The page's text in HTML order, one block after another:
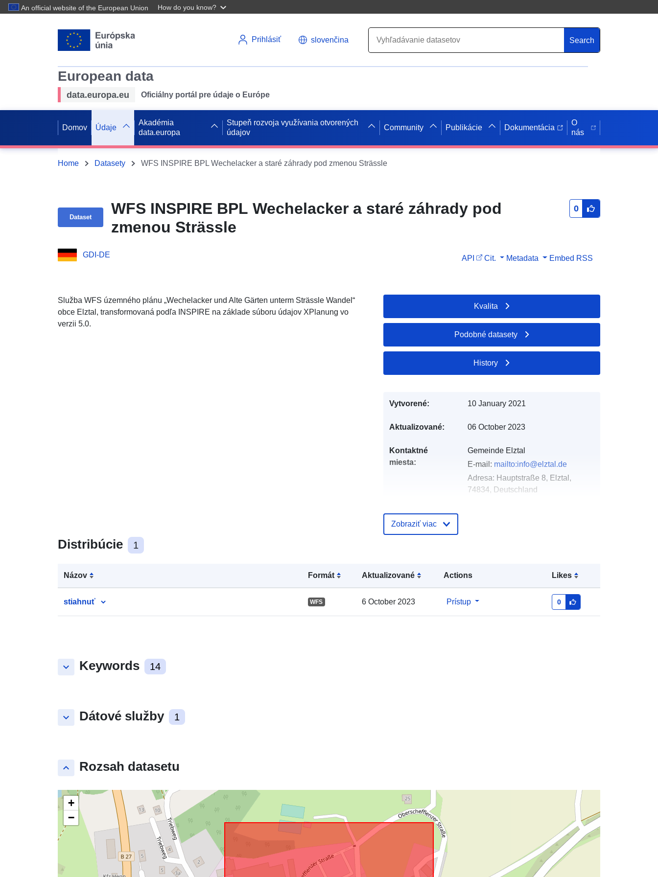
An official website of the European Union How do you know?
Prihlásiť slovenčina Search
European data
data.europa.eu Oficiálny portál pre údaje o Európe
Domov Údaje
Akadémia
data.europa
Stupeň rozvoja využívania otvorených
údajov
Community Publikácie Dokumentácia
O
nás
Home Datasety WFS INSPIRE BPL Wechelacker a staré záhrady pod zmenou Strässle
Dataset
WFS INSPIRE BPL Wechelacker a staré záhrady pod
zmenou Strässle
0
GDI-DE API Cit. Metadata Embed RSS
Služba WFS územného plánu „Wechelacker und Alte Gärten unterm Strässle Wandel“
obce Elztal, transformovaná podľa INSPIRE na základe súboru údajov XPlanung vo
verzii 5.0.
Distribúcie 1
Názov Formát Aktualizované Actions Likes
stiahnuť WFS 6 October 2023 Prístup 0
keyboard_arrow_down Keywords 14
keyboard_arrow_down Dátové služby 1
keyboard_arrow_up Rozsah datasetu
+
−
Kvalita
Podobné datasety
History
Vytvorené: 10 January 2021
Aktualizované: 06 October 2023
Kontaktné
miesta:
Gemeinde Elztal
E-mail: mailto:info@elztal.de
Adresa: Hauptstraße 8, Elztal,
74834, Deutschland
Katalógový
pokrytie:
], [ 9.2432898, 49.4262832 ], [
9.2432898, 49.4244277 ], [
Zobraziť viac